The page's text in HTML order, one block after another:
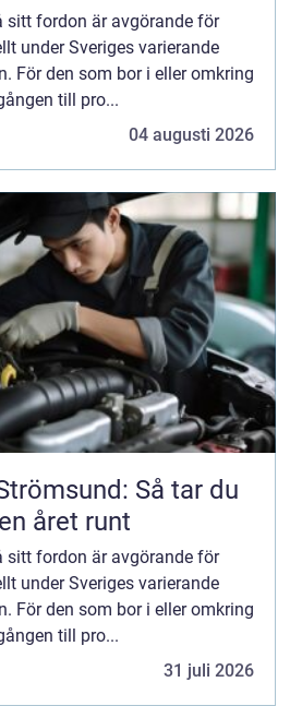
sitt fordon är avgörande för
under Sveriges varierande
För den som bor i eller omkring
till pro...
04 augusti 2026
Så tar du
året runt
sitt fordon är avgörande för
under Sveriges varierande
För den som bor i eller omkring
till pro...
31 juli 2026